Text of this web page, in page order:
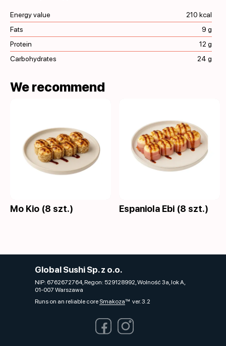
Energy value
210 kcal
Fats
9 g
Protein
12 g
Carbohydrates
24 g
We recommend
Mo Kio (8 szt.) Espaniola Ebi (8 szt.)
Global Sushi Sp. z o.o.
NIP: 6762672764, Regon: 529128992, Wolność 3a, lok A,
01-007 Warszawa
Runs on an reliable core Smakozaver. 3.2